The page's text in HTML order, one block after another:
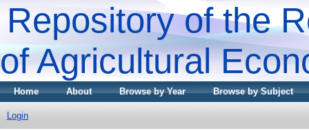
Repository of the
of Agricultural
Home About Browse by Year Browse by Subject
Login